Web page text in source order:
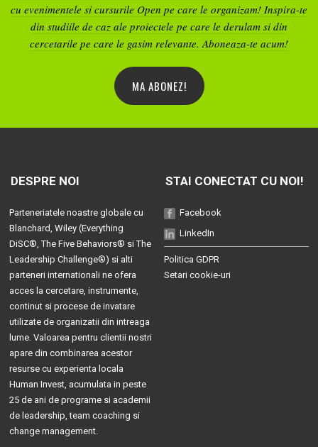
cu evenimentele si cursurile Open pe care le organizam! Inspira-te
din studiile de caz ale proiectele pe care le derulam si din
cercetarile pe care le gasim relevante. Aboneaza-te acum!
MA ABONEZ!
DESPRE NOI
Parteneriatele noastre globale cu
Blanchard , Wiley (Everything
DiSC® ,The Five Behaviors® siThe
Leadership Challenge®) si alti
parteneri internationali ne ofera
acces la cercetare, instrumente,
continut si procese de invatare
utilizate de organizatii din intreaga
lume. Valoarea pentru clientii nostri
apare din combinarea acestor
resurse cu experienta locala
Human Invest, acumulata in peste
25 de ani de programe si academii
de leadership, team coaching si
change management.
STAI CONECTAT CU NOI!
Facebook
LinkedIn
Politica GDPR
Setari cookie-uri